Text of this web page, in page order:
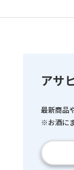
アサ
最新商品
※お酒に